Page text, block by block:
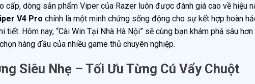
cấp, dòng sản phẩm Viper của Razer luôn được đánh giá cao về hiệu
V4 Pro chính là một minh chứng sống động cho sự kết hợp hoàn
Hôm nay, “Cài Win Tại Nhà Hà Nội” sẽ cùng bạn khám phá sâu hơn
hàng đầu của nhiều game thủ chuyên nghiệp.
Siêu Nhẹ – Tối Ưu Từng Cú Vẩy Chuột